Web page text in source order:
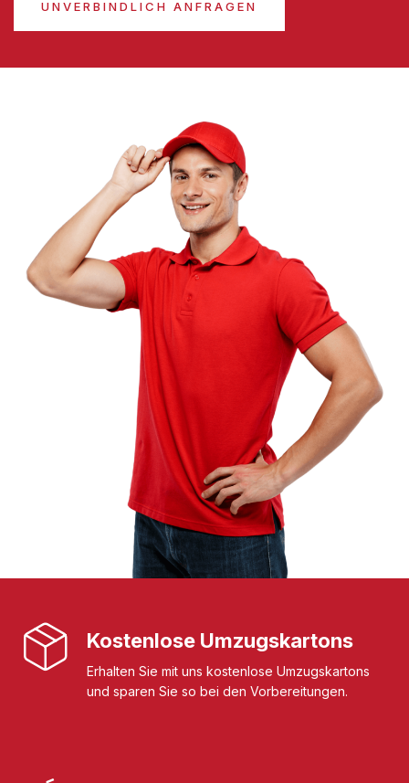
UNVERBINDLICH ANFRAGEN
Kostenlose Umzugskartons
Erhalten Sie mit uns kostenlose Umzugskartons
und sparen Sie so bei den Vorbereitungen.